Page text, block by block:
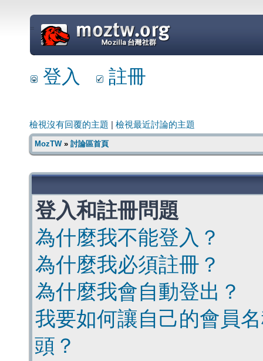
=
登入 註冊
檢視沒有回覆的主題 檢視最近討論的主題
MozTW» 討論區首頁
登入和註冊問題
為什麼我不能登入？
為什麼我必須註冊？
為什麼我會自動登出？
我要如何讓自己的會員
頭？